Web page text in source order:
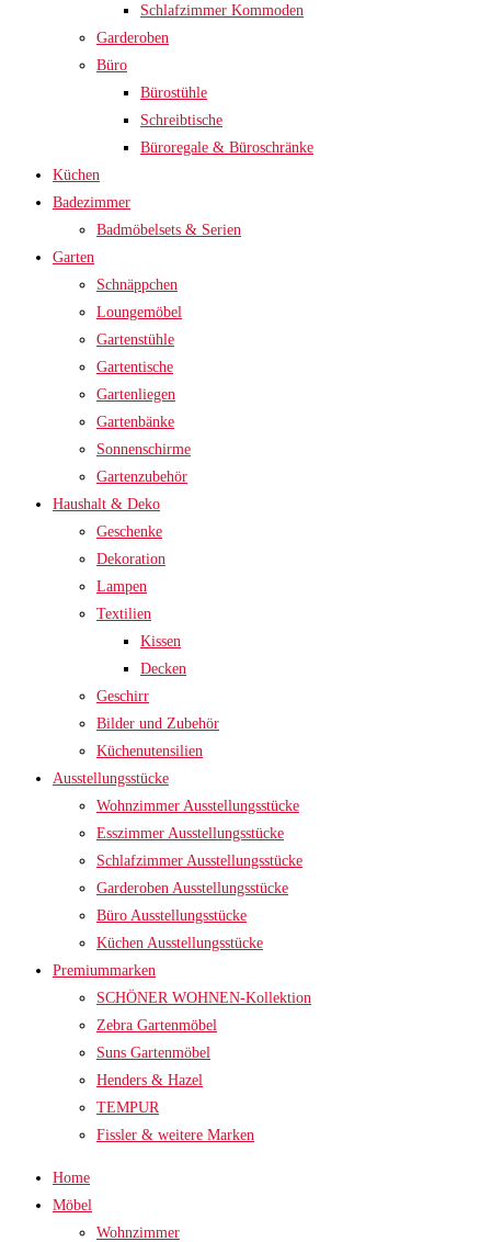
Schlafzimmer Kommoden
Garderoben
Büro
Bürostühle
Schreibtische
Büroregale & Büroschränke
Küchen
Badezimmer
Badmöbelsets & Serien
Garten
Schnäppchen
Loungemöbel
Gartenstühle
Gartentische
Gartenliegen
Gartenbänke
Sonnenschirme
Gartenzubehör
Haushalt & Deko
Geschenke
Dekoration
Lampen
Textilien
Kissen
Decken
Geschirr
Bilder und Zubehör
Küchenutensilien
Ausstellungsstücke
Wohnzimmer Ausstellungsstücke
Esszimmer Ausstellungsstücke
Schlafzimmer Ausstellungsstücke
Garderoben Ausstellungsstücke
Büro Ausstellungsstücke
Küchen Ausstellungsstücke
Premiummarken
SCHÖNER WOHNEN-Kollektion
Zebra Gartenmöbel
Suns Gartenmöbel
Henders & Hazel
TEMPUR
Fissler & weitere Marken
Home
Möbel
Wohnzimmer